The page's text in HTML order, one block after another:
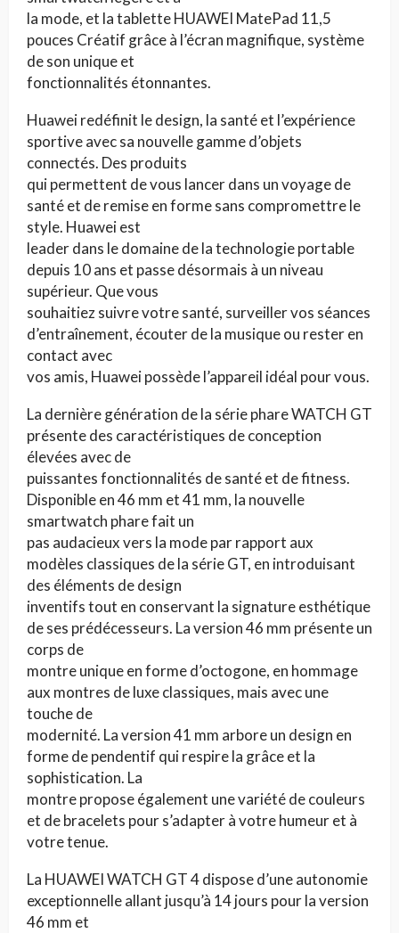
la mode, et la tablette HUAWEI MatePad 11,5
pouces Créatif grâce à l’écran magnifique, système
de son unique et
fonctionnalités étonnantes.
Huawei redéfinit le design, la santé et l’expérience
sportive avec sa nouvelle gamme d’objets
connectés. Des produits
qui permettent de vous lancer dans un voyage de
santé et de remise en forme sans compromettre le
style. Huawei est
leader dans le domaine de la technologie portable
depuis 10 ans et passe désormais à un niveau
supérieur. Que vous
souhaitiez suivre votre santé, surveiller vos séances
d’entraînement, écouter de la musique ou rester en
contact avec
vos amis, Huawei possède l’appareil idéal pour vous.
La dernière génération de la série phare WATCH GT
présente des caractéristiques de conception
élevées avec de
puissantes fonctionnalités de santé et de fitness.
Disponible en 46 mm et 41 mm, la nouvelle
smartwatch phare fait un
pas audacieux vers la mode par rapport aux
modèles classiques de la série GT, en introduisant
des éléments de design
inventifs tout en conservant la signature esthétique
de ses prédécesseurs. La version 46 mm présente un
corps de
montre unique en forme d’octogone, en hommage
aux montres de luxe classiques, mais avec une
touche de
modernité. La version 41 mm arbore un design en
forme de pendentif qui respire la grâce et la
sophistication. La
montre propose également une variété de couleurs
et de bracelets pour s’adapter à votre humeur et à
votre tenue.
La HUAWEI WATCH GT 4 dispose d’une autonomie
exceptionnelle allant jusqu’à 14 jours pour la version
46 mm et